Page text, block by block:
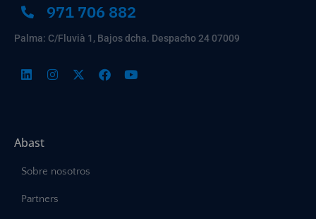
971 706 882
Palma: C/Fluvià 1, Bajos dcha. Despacho 24 07009
Abast
Sobre nosotros
Partners